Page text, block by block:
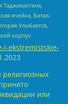
Таджикистана,
ячейка, Батал-
Улыбается,
корпус
i-ekstremistskie-
или